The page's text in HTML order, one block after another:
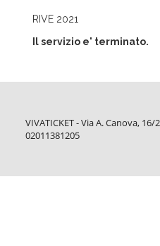
RIVE 2021
Il servizio e' terminato.
VIVATICKET - Via A. Canova,
02011381205